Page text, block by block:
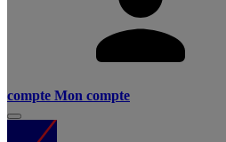
compte Mon compte